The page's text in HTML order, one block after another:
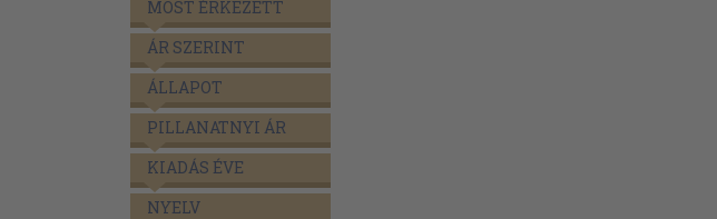
MOST ÉRKEZETT
ÁR SZERINT
ÁLLAPOT
PILLANATNYI ÁR
KIADÁS ÉVE
NYELV